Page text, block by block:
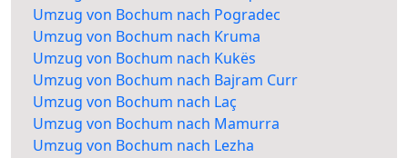
Umzug von Bochum nach Pogradec
Umzug von Bochum nach Kruma
Umzug von Bochum nach Kukës
Umzug von Bochum nach Bajram Curr
Umzug von Bochum nach Laç
Umzug von Bochum nach Mamurra
Umzug von Bochum nach Lezha